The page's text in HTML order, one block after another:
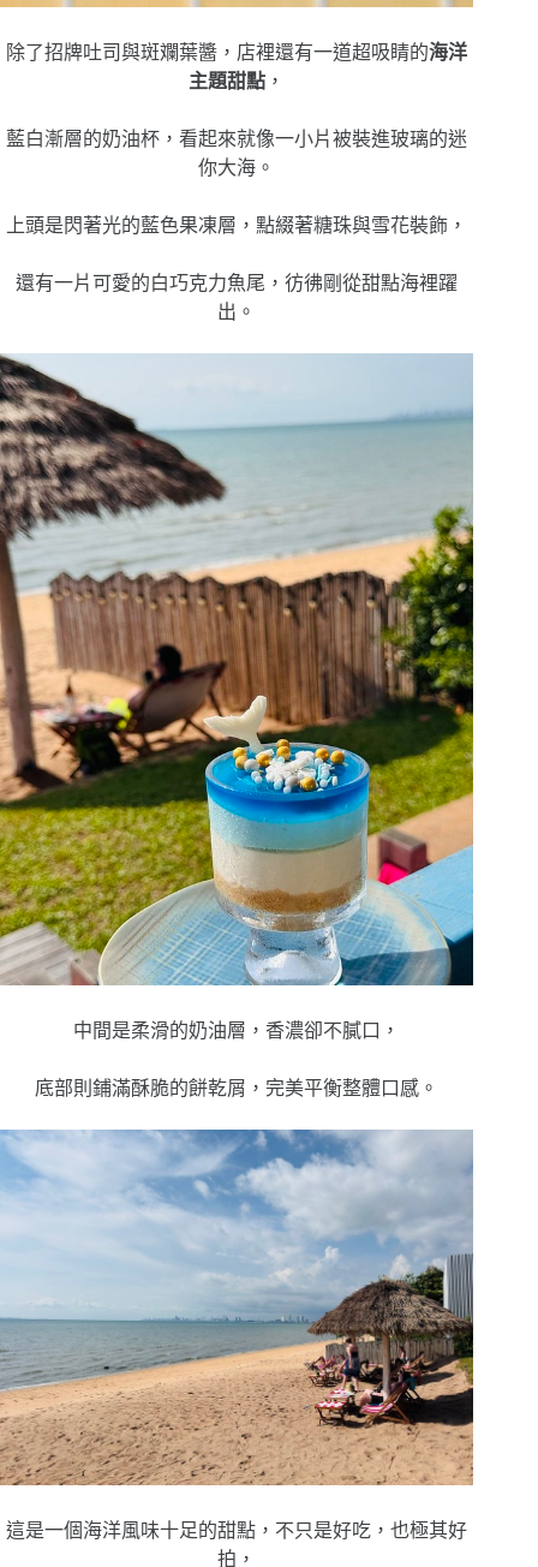
除了招牌吐司與斑斕葉醬，店裡還有一道超吸睛的海洋
主題甜點 ，
藍白漸層的奶油杯，看起來就像一小片被裝進玻璃的迷
你大海。
上頭是閃著光的藍色果凍層，點綴著糖珠與雪花裝飾，
還有一片可愛的白巧克力魚尾，彷彿剛從甜點海裡躍
出。
中間是柔滑的奶油層，香濃卻不膩口，
底部則鋪滿酥脆的餅乾屑，完美平衡整體口感。
這是一個海洋風味十足的甜點，不只是好吃，也極其好
拍，